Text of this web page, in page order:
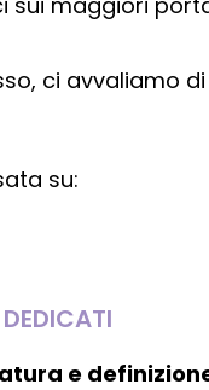
ci avvaliamo
su:
e